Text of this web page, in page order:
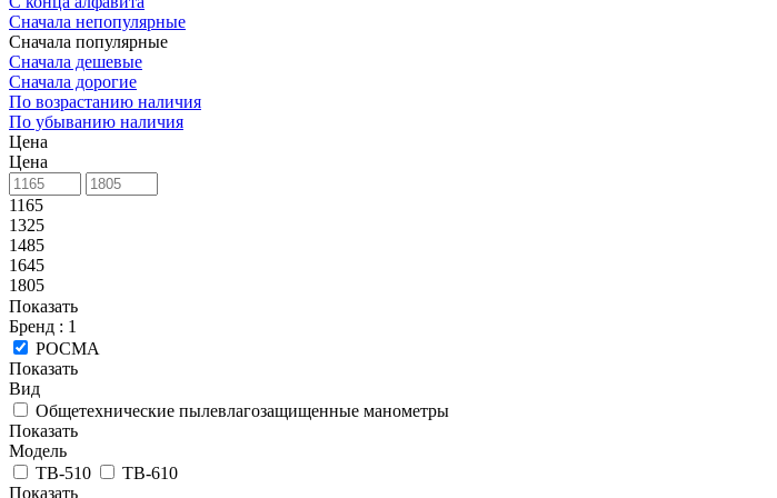
Сначала непопулярные
Сначала популярные
Сначала дешевые
Сначала дорогие
По возрастанию наличия
По убыванию наличия
Цена
Цена
1165
1325
1485
1645
1805
Показать
Бренд : 1
РОСМА
Показать
Вид
Общетехнические пылевлагозащищенные манометры
Показать
Модель
ТВ-510
ТВ-610
Показать